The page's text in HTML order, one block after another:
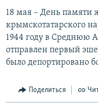
18 мая – День памяти
крымскотатарского
1944 году в Среднюю
отправлен первый
было депортировано
Поделиться